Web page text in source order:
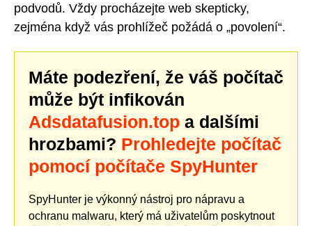
podvodů. Vždy procházejte web skepticky,
zejména když vás prohlížeč požádá o „povolení“.
Máte podezření, že váš počítač
může být infikován
Adsdatafusion.top a dalšími
hrozbami? Prohledejte počítač
pomocí počítače SpyHunter
SpyHunter je výkonný nástroj pro nápravu a
ochranu malwaru, který má uživatelům poskytnout